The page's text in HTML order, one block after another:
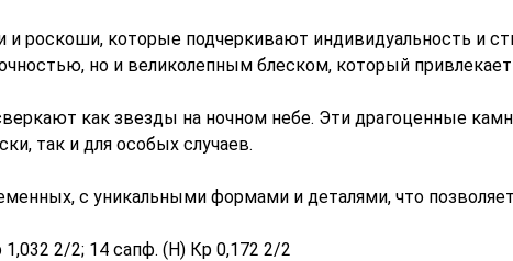
и роскоши, которые подчеркивают индивидуальность и
но и великолепным блеском, который
как звезды на ночном небе. Эти драгоценные
так и для особых случаев.
с уникальными формами и деталями, что
2/2; 14 сапф. (H) Кр 0,172 2/2